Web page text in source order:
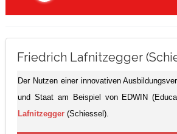
Friedrich Lafnitzegger
Der Nutzen einer innovativen
und Staat am Beispiel von EDWIN
Lafnitzegger (Schiessel).